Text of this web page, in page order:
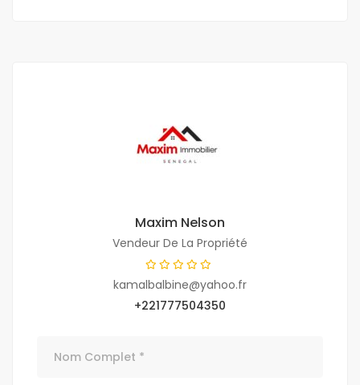
Maxim Nelson
Vendeur De La Propriété
kamalbalbine@yahoo.fr
+221777504350